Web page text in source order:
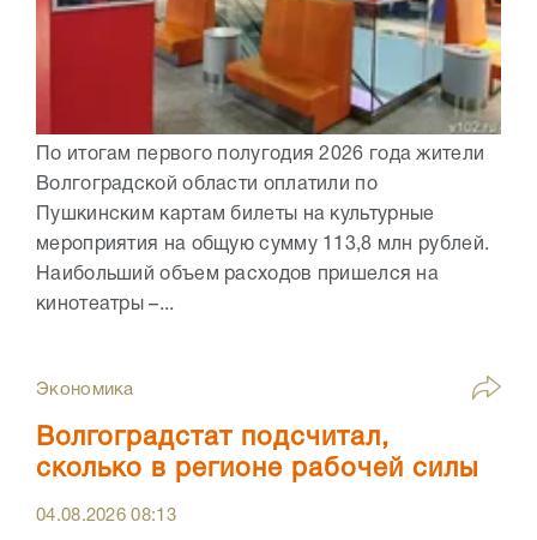
По итогам первого полугодия 2026 года жители
Волгоградской области оплатили по
Пушкинским картам билеты на культурные
мероприятия на общую сумму 113,8 млн рублей.
Наибольший объем расходов пришелся на
кинотеатры –...
Экономика
Волгоградстат подсчитал,
сколько в регионе рабочей силы
04.08.202608:13